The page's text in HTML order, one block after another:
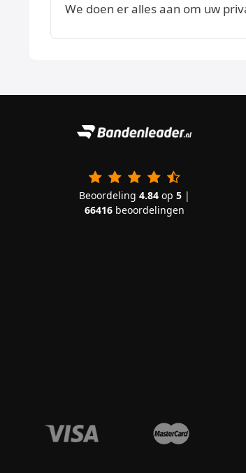
We doen er alles aan om uw
Beoordeling 4.84op 5|
66416beoordelingen